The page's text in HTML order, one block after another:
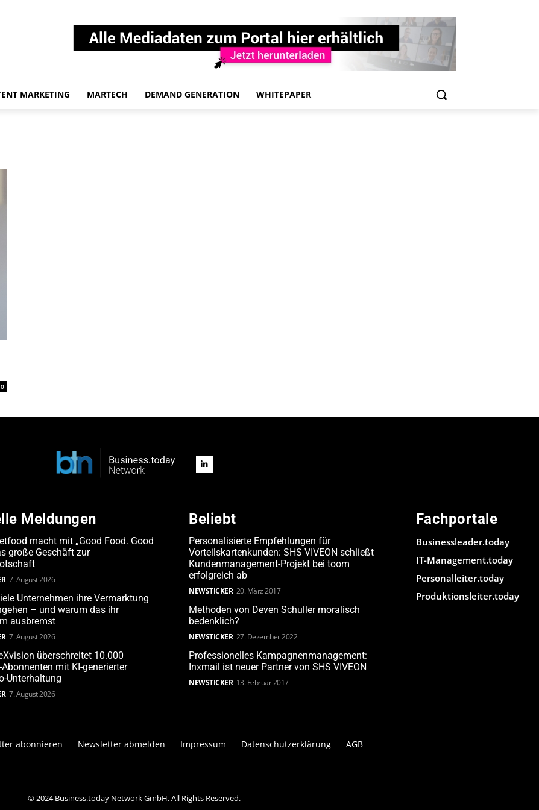
MARKETING MARTECH DEMAND GENERATION WHITEPAPER
0
Meldungen
macht mit „Good Food. Good
große Geschäft zur
7. August 2026
Unternehmen ihre Vermarktung
– und warum das ihr
ausbremst
7. August 2026
überschreitet 10.000
Abonnenten mit KI-generierter
Unterhaltung
7. August 2026
Beliebt
Personalisierte Empfehlungen für
Vorteilskartenkunden: SHS VIVEON schließt
Kundenmanagement-Projekt bei toom
erfolgreich ab
NEWSTICKER 20. März 2017
Methoden von Deven Schuller moralisch
bedenklich?
NEWSTICKER 27. Dezember 2022
Professionelles Kampagnenmanagement:
Inxmail ist neuer Partner von SHS VIVEON
NEWSTICKER 13. Februar 2017
Fachportale
Businessleader.today
IT-Management.today
Personalleiter.today
Produktionsleiter.today
abonnieren Newsletter abmelden Impressum Datenschutzerklärung AGB
© 2024 Business.today Network GmbH. All Rights Reserved.